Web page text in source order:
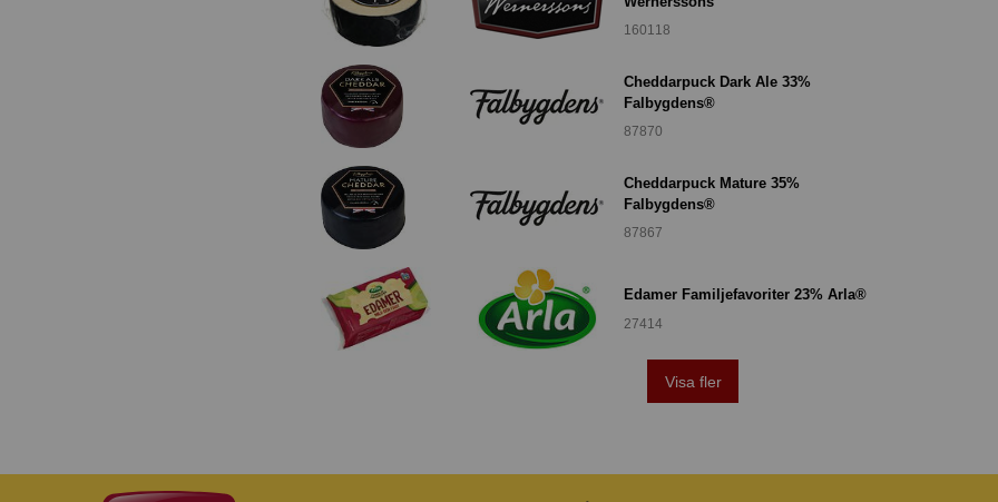
160118
Cheddarpuck Dark Ale 33%
Falbygdens®
87870
Cheddarpuck Mature 35%
Falbygdens®
87867
Edamer Familjefavoriter 23% Arla®
27414
Visa fler